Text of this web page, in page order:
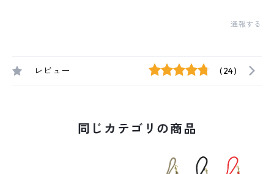
通報する
レビュー (24)
同じカテゴリの商品